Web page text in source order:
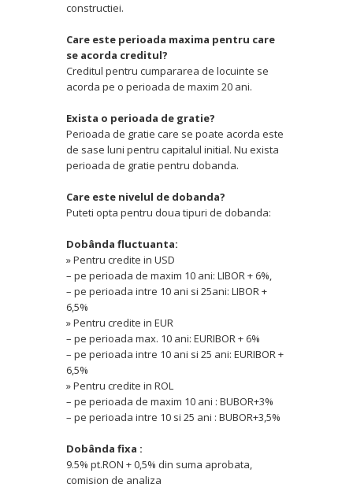
constructiei.
Care este perioada maxima pentru care
se acorda creditul?
Creditul pentru cumpararea de locuinte se
acorda pe o perioada de maxim 20 ani.
Exista o perioada de gratie?
Perioada de gratie care se poate acorda este
de sase luni pentru capitalul initial. Nu exista
perioada de gratie pentru dobanda.
Care este nivelul de dobanda?
Puteti opta pentru doua tipuri de dobanda:
Dobânda fluctuanta:
» Pentru credite in USD
– pe perioada de maxim 10 ani: LIBOR + 6%,
– pe perioada intre 10 ani si 25ani: LIBOR +
6,5%
» Pentru credite in EUR
– pe perioada max. 10 ani: EURIBOR + 6%
– pe perioada intre 10 ani si 25 ani: EURIBOR +
6,5%
» Pentru credite in ROL
– pe perioada de maxim 10 ani : BUBOR+3%
– pe perioada intre 10 si 25 ani : BUBOR+3,5%
Dobânda fixa :
9.5% pt.RON + 0,5% din suma aprobata,
comision de analiza